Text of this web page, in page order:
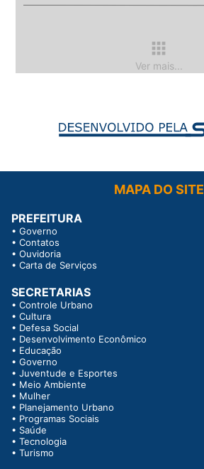
apps
Ver mais...
MAPA DO SITE
PREFEITURA
• Governo
• Contatos
• Ouvidoria
• Carta de Serviços
SECRETARIAS
• Controle Urbano
• Cultura
• Defesa Social
• Desenvolvimento Econômico
• Educação
• Governo
• Juventude e Esportes
• Meio Ambiente
• Mulher
• Planejamento Urbano
• Programas Sociais
• Saúde
• Tecnologia
• Turismo